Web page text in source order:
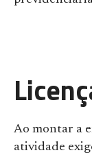
Ao montar a
atividade